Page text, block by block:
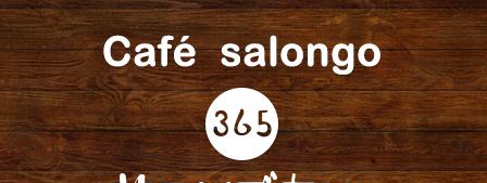
人形町の『365(サロンゴ)カフ
ェ』よりお知らせ
人形町の音楽カフェ『365カフェ』より
最新情報をお届けします。